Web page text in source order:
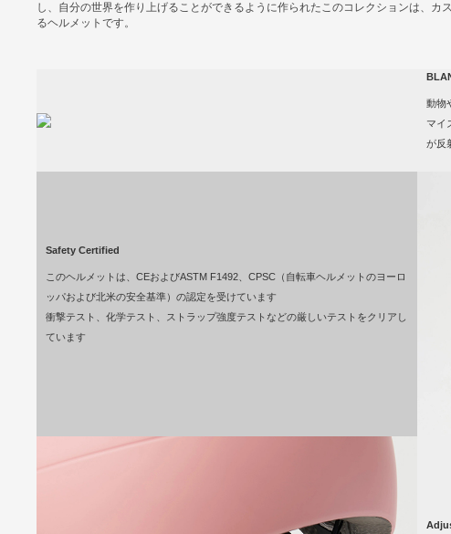
し、自分の世界を作り上げることができるように作られたこのコレクションは、
るヘルメットです。
動物
マイ
が反
Safety Certified
このヘルメットは、CEおよびASTM F1492、CPSC（自転車ヘルメットのヨーロ
ッパおよび北米の安全基準）の認定を受けています
衝撃テスト、化学テスト、ストラップ強度テストなどの厳しいテストをクリアし
ています